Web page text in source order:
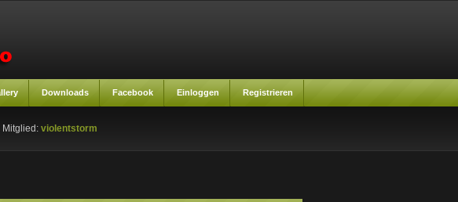
Downloads Facebook Einloggen Registrieren
Mitglied:violentstorm